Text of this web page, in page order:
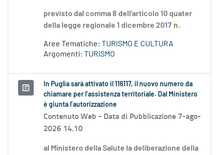
previsto dal comma 8 dell'articolo 10 quater
della legge regionale 1 dicembre 2017 n.
Aree Tematiche: TURISMO E CULTURA
Argomenti: TURISMO
In Puglia sarà attivato il 116117, il nuovo numero da
chiamare per l’assistenza territoriale. Dal Ministero
è giunta l’autorizzazione
Contenuto Web - Data di Pubblicazione 7-ago-
2026 14.10
al Ministero della Salute la deliberazione della